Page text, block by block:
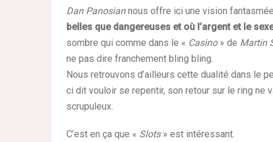
Dan Panosiannous offre ici une vision
belles que dangereuses et où l’argent et le
sombre qui comme dans le « Casino» de Martin
ne pas dire franchement bling bling.
Nous retrouvons d’ailleurs cette dualité dans le
ci dit vouloir se repentir, son retour sur le ring ne
scrupuleux.
C’est en ça que « Slots» est intéressant.